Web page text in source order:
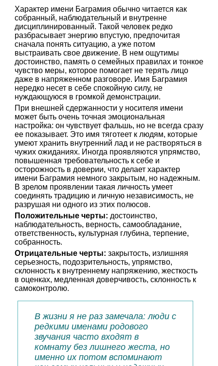
Характер имени Баграмия обычно читается как
собранный, наблюдательный и внутренне
дисциплинированный. Такой человек редко
разбрасывает энергию впустую, предпочитая
сначала понять ситуацию, а уже потом
выстраивать свое движение. В нем ощутимы
достоинство, память о семейных правилах и тонкое
чувство меры, которое помогает не терять лицо
даже в напряженном разговоре. Имя Баграмия
нередко несет в себе спокойную силу, не
нуждающуюся в громкой демонстрации.
При внешней сдержанности у носителя имени
может быть очень точная эмоциональная
настройка: он чувствует фальшь, но не всегда сразу
ее показывает. Это имя тяготеет к людям, которые
умеют хранить внутренний лад и не растворяться в
чужих ожиданиях. Иногда проявляются упрямство,
повышенная требовательность к себе и
осторожность в доверии, что делает характер
имени Баграмия немного закрытым, но надежным.
В зрелом проявлении такая личность умеет
соединять традицию и личную независимость, не
разрушая ни одного из этих полюсов.
Положительные черты: достоинство,
наблюдательность, верность, самообладание,
ответственность, культурная глубина, терпение,
собранность.
Отрицательные черты: закрытость, излишняя
серьезность, подозрительность, упрямство,
склонность к внутреннему напряжению, жесткость
в оценках, медленная доверчивость, склонность к
самоконтролю.
В жизни я не раз замечала: люди с
редкими именами родового
звучания часто входят в
комнату без лишнего жеста, но
именно их потом вспоминают